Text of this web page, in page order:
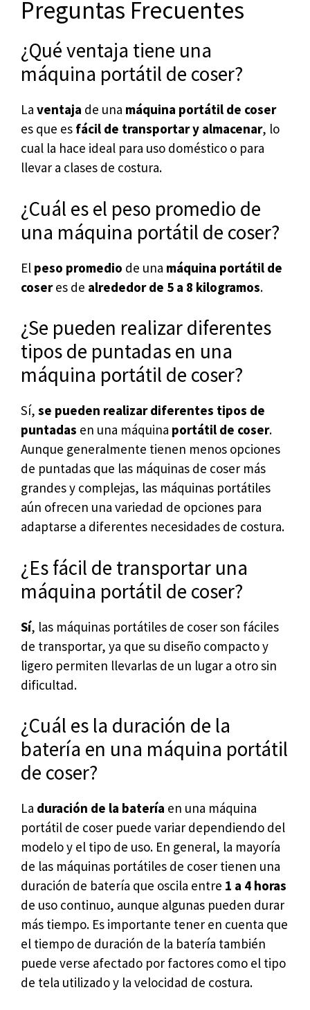
Preguntas Frecuentes
¿Qué ventaja tiene una
máquina portátil de coser?
La ventaja de una máquina portátil de coser
es que es fácil de transportar y almacenar, lo
cual la hace ideal para uso doméstico o para
llevar a clases de costura.
¿Cuál es el peso promedio de
una máquina portátil de coser?
El peso promedio de una máquina portátil de
coseres de alrededor de 5 a 8 kilogramos.
¿Se pueden realizar diferentes
tipos de puntadas en una
máquina portátil de coser?
Sí, se pueden realizar diferentes tipos de
puntadas en una máquina portátil de coser.
Aunque generalmente tienen menos opciones
de puntadas que las máquinas de coser más
grandes y complejas, las máquinas portátiles
aún ofrecen una variedad de opciones para
adaptarse a diferentes necesidades de costura.
¿Es fácil de transportar una
máquina portátil de coser?
Sí, las máquinas portátiles de coser son fáciles
de transportar, ya que su diseño compacto y
ligero permiten llevarlas de un lugar a otro sin
dificultad.
¿Cuál es la duración de la
batería en una máquina portátil
de coser?
La duración de la batería en una máquina
portátil de coser puede variar dependiendo del
modelo y el tipo de uso. En general, la mayoría
de las máquinas portátiles de coser tienen una
duración de batería que oscila entre 1 a 4 horas
de uso continuo, aunque algunas pueden durar
más tiempo. Es importante tener en cuenta que
el tiempo de duración de la batería también
puede verse afectado por factores como el tipo
de tela utilizado y la velocidad de costura.